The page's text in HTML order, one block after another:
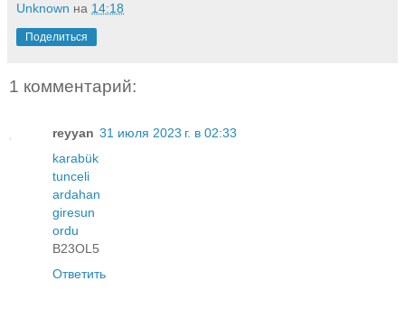
Unknown на 14:18
Поделиться
1 комментарий:
reyyan 31 июля 2023 г. в 02:33
karabük
tunceli
ardahan
giresun
ordu
B23OL5
Ответить